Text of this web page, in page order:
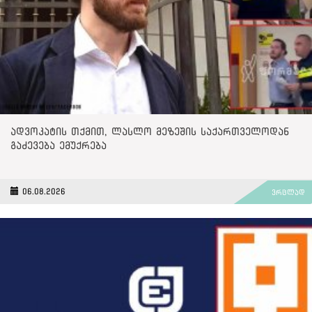
რას გულისხმობს
საპარლამენტო
აკრედიტაცია?
პარლამენტში
აკრედიტაციის წესი შალვა
პაპუაშვილის 2023 წლის 6
თებერვლის ბრძანებით
არის დამტკიცებული.
„საერთაშორისო
„პარლამენტის წევრის,
აპარატის თანამშრომლის
მიერ ინტერვიუზე უარის
შემთხვევაში“ ჟურნალისტმა
სწორედ აღნიშნული ნორმა
აქცია „ქართულმა ოცნებამ“
კრიტიკულ კითხვებზე თავის
არიდების, აგრეთვე
ადვოკატის თქმით, ლასლო მეზეშის საქართველოდან
გაძევება ემუქრება
06.08.2026 ვრცლად